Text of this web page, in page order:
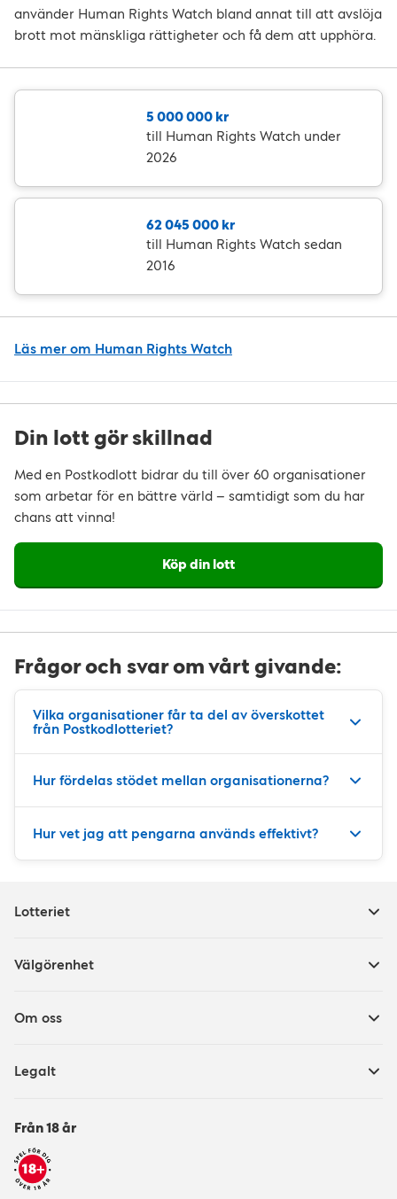
använder Human Rights Watch bland annat till att avslöja
brott mot mänskliga rättigheter och få dem att upphöra.
5 000 000 kr
till Human Rights Watch under
2026
62 045 000 kr
till Human Rights Watch sedan
2016
Läs mer om Human Rights Watch
Din lott gör skillnad
Med en Postkodlott bidrar du till över 60 organisationer
som arbetar för en bättre värld – samtidigt som du har
chans att vinna!
Köp din lott
Frågor och svar om vårt givande:
Vilka organisationer får ta del av överskottet
från Postkodlotteriet?
Hur fördelas stödet mellan organisationerna?
Hur vet jag att pengarna används effektivt?
Lotteriet
Välgörenhet
Om oss
Legalt
Från 18 år